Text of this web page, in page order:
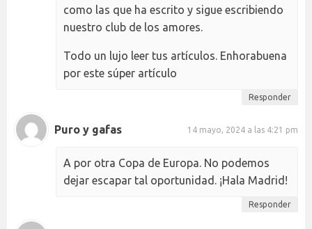
como las que ha escrito y sigue escribiendo
nuestro club de los amores.
Todo un lujo leer tus artículos. Enhorabuena
por este súper artículo
Responder
Puro y gafas 14 mayo, 2024 a las 4:21 pm
A por otra Copa de Europa. No podemos
dejar escapar tal oportunidad. ¡Hala Madrid!
Responder